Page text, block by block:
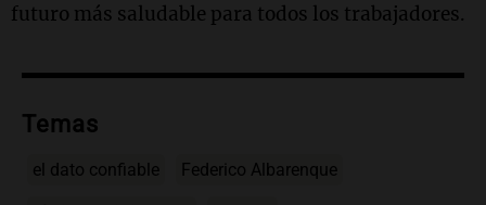
futuro más saludable para todos los trabajadores.
Temas
el dato confiable Federico Albarenque